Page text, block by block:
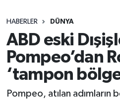
HABERLER DÜNYA
ABD eski
Pompeo’dan
‘tampon
Pompeo, atılan adımların